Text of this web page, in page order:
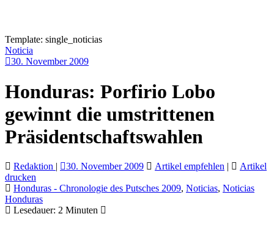
Template: single_noticias
Noticia
30. November 2009
Honduras: Porfirio Lobo
gewinnt die umstrittenen
Präsidentschaftswahlen
Redaktion | 30. November 2009 Artikel empfehlen |
Artikel
drucken
Honduras - Chronologie des Putsches 2009, Noticias, Noticias
Honduras
Lesedauer: 2 Minuten